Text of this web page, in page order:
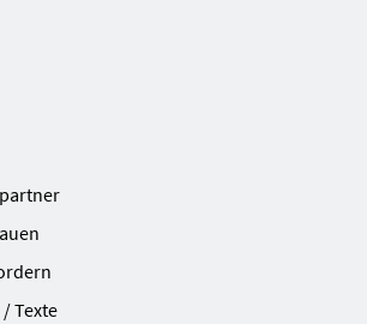
Texte